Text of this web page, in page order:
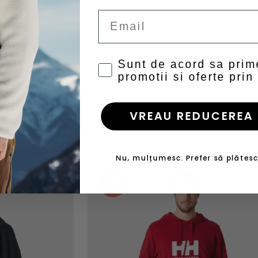
spalare)
PRODUSE SIMILARE
Sunt de acord sa
promotii si oferte prin
VREAU REDUCEREA
Nu, mulțumesc. Prefer să